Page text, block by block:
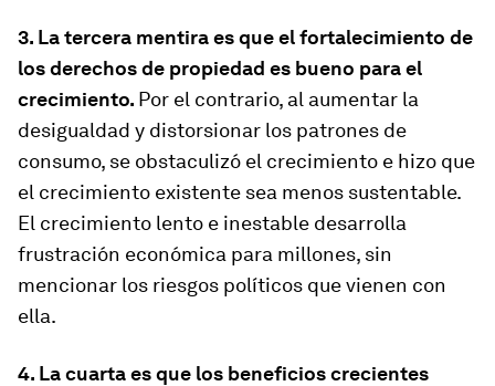
3. La tercera mentira es que el fortalecimiento de
los derechos de propiedad es bueno para el
crecimiento. Por el contrario, al aumentar la
desigualdad y distorsionar los patrones de
consumo, se obstaculizó el crecimiento e hizo que
el crecimiento existente sea menos sustentable.
El crecimiento lento e inestable desarrolla
frustración económica para millones, sin
mencionar los riesgos políticos que vienen con
ella.
4. La cuarta es que los beneficios crecientes